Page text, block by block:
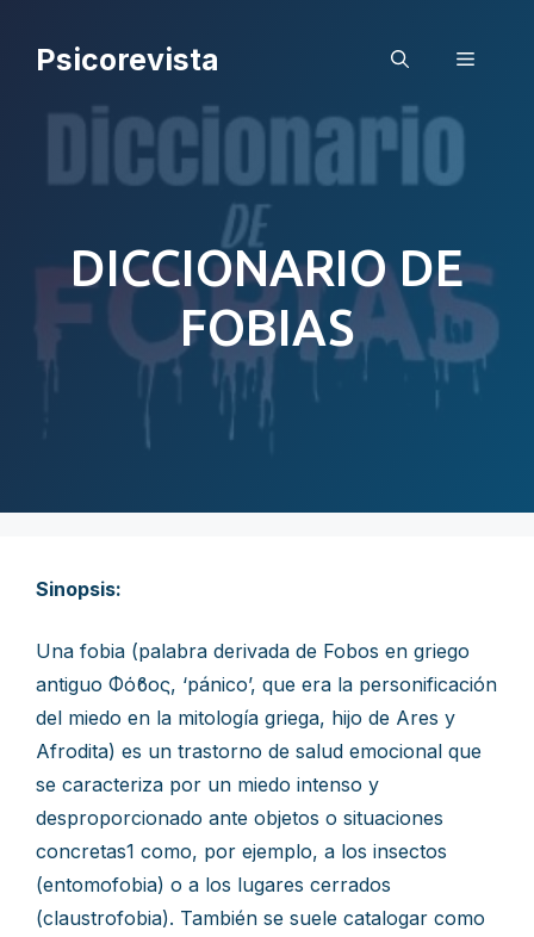
Psicorevista Menú
DICCIONARIO DE
FOBIAS
Sinopsis:
Una fobia (palabra derivada de Fobos en griego
antiguo Φόϐος, ‘pánico’, que era la personificación
del miedo en la mitología griega, hijo de Ares y
Afrodita) es un trastorno de salud emocional que
se caracteriza por un miedo intenso y
desproporcionado ante objetos o situaciones
concretas1 como, por ejemplo, a los insectos
(entomofobia) o a los lugares cerrados
(claustrofobia). También se suele catalogar como